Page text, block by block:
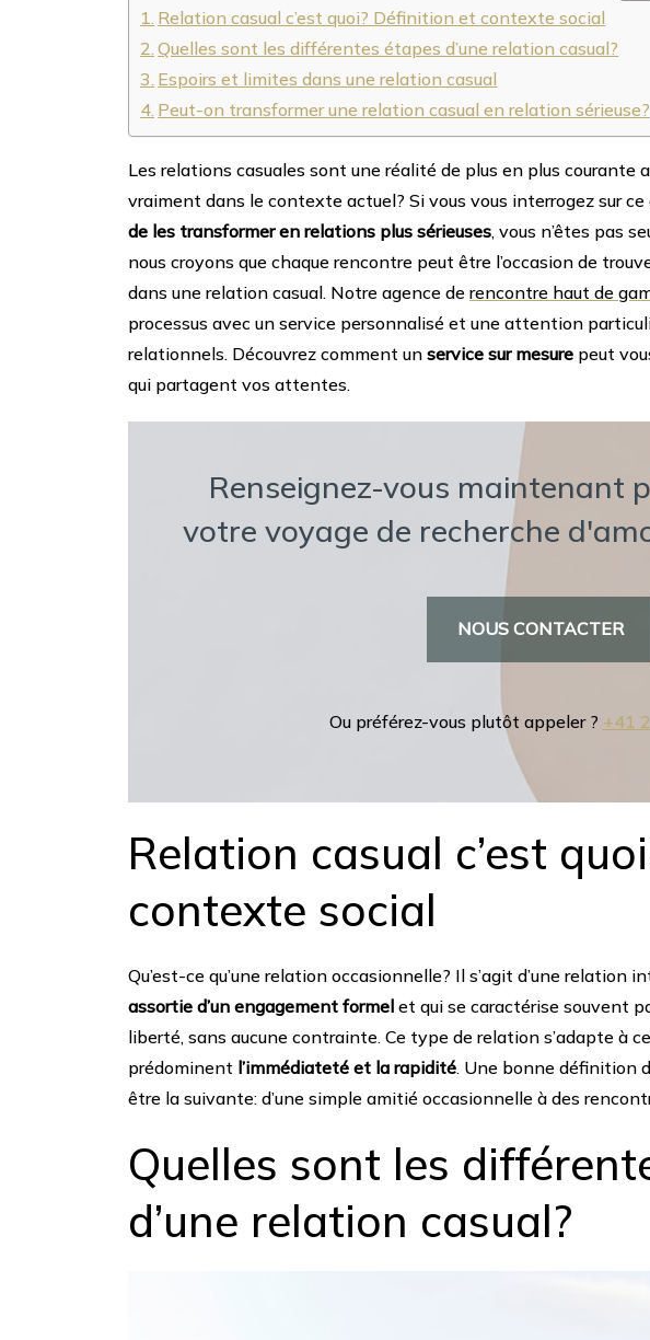
Relation casual c’est quoi? Définition et contexte social
Quelles sont les différentes étapes d’une relation casual?
Espoirs et limites dans une relation casual
Peut-on transformer une relation casual en relation sérieuse?
Les relations casuales sont une réalité de plus en plus courante
vraiment dans le contexte actuel? Si vous vous interrogez sur ce
de les transformer en relations plus sérieuses, vous n’êtes pas
nous croyons que chaque rencontre peut être l’occasion de
dans une relation casual. Notre agence de rencontre haut de
processus avec un service personnalisé et une attention
relationnels. Découvrez comment un service sur mesure peut
qui partagent vos attentes.
Renseignez-vous maintenant
votre voyage de recherche
NOUS CONTACTER
Ou préférez-vous plutôt appeler ? +41
Relation casual c’est
contexte social
Qu’est-ce qu’une relation occasionnelle? Il s’agit d’une relation
assortie d’un engagement formel et qui se caractérise souvent
liberté, sans aucune contrainte. Ce type de relation s’adapte à
prédominent l’immédiateté et la rapidité. Une bonne définition
être la suivante: d’une simple amitié occasionnelle à des
Quelles sont les
d’une relation casual?